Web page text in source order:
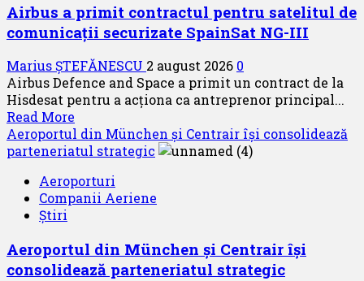
largul
Mării
,,Câștig”
Airbus a primit contractul pentru satelitul de
comunicații securizate SpainSat NG-III
Marius ȘTEFĂNESCU 2 august 2026 0
Airbus Defence and Space a primit un contract de la
Hisdesat pentru a acționa ca antreprenor principal...
Read More
more
about
a
primit
satelitul
de
Aeroportul din München și Centrair își consolidează
parteneriatul strategic
Aeroporturi
Companii Aeriene
Știri
Aeroportul din München și Centrair își
consolidează parteneriatul strategic